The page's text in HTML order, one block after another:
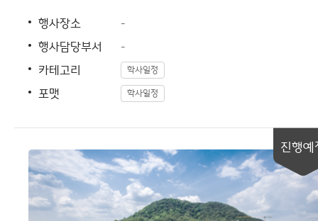
행사장소 -
행사담당부서 -
카테고리 학사일정
포맷 학사일정
진행예